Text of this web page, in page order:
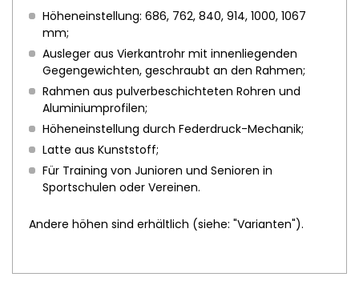
Höheneinstellung: 686, 762, 840, 914, 1000, 1067
mm;
Ausleger aus Vierkantrohr mit innenliegenden
Gegengewichten, geschraubt an den Rahmen;
Rahmen aus pulverbeschichteten Rohren und
Aluminiumprofilen;
Höheneinstellung durch Federdruck-Mechanik;
Latte aus Kunststoff;
Für Training von Junioren und Senioren in
Sportschulen oder Vereinen.
Andere höhen sind erhältlich (siehe: "Varianten").